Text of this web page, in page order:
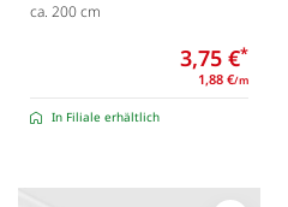
ca. 200 cm
3,75 €*
1,88 €/m
In Filiale erhältlich